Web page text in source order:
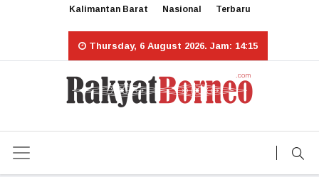
Kalimantan Barat Nasional Terbaru
Thursday, 6 August 2026. Jam: 14:15